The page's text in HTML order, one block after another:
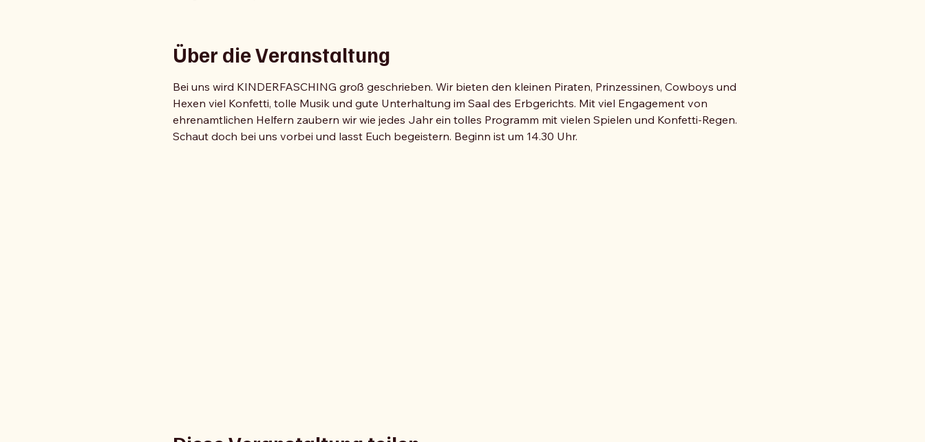
Über die Veranstaltung
Bei uns wird KINDERFASCHING groß geschrieben. Wir bieten den kleinen Piraten, Prinzessinen, Cowboys und
Hexen viel Konfetti, tolle Musik und gute Unterhaltung im Saal des Erbgerichts. Mit viel Engagement von
ehrenamtlichen Helfern zaubern wir wie jedes Jahr ein tolles Programm mit vielen Spielen und Konfetti-Regen.
Schaut doch bei uns vorbei und lasst Euch begeistern. Beginn ist um 14.30 Uhr.